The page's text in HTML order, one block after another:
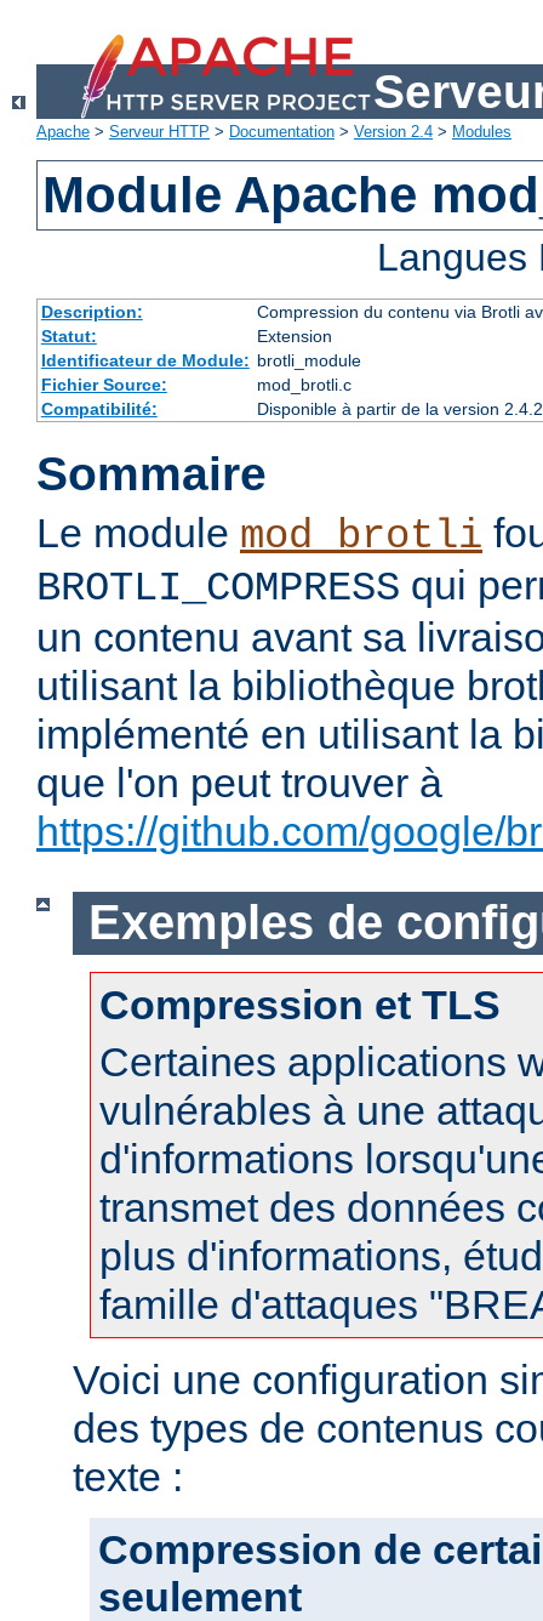
Apache > Serveur HTTP > Documentation > Version 2.4 > Modules
Module Apache
Description:
Compression du contenu via Brotli
Statut:
Extension
Identificateur de Module: brotli_module
Fichier Source:
mod_brotli.c
Compatibilité:
Disponible à partir de la version
Sommaire
Le module mod_brotli
BROTLI_COMPRESS qui
un contenu avant sa
utilisant la bibliothèque
implémenté en utilisant la
que l'on peut trouver à
https://github.com/google/
Exemples de
Compression et TLS
Certaines applications
vulnérables à une
d'informations
transmet des données
plus d'informations,
famille d'attaques
Voici une configuration
des types de contenus
texte :
Compression de
seulement